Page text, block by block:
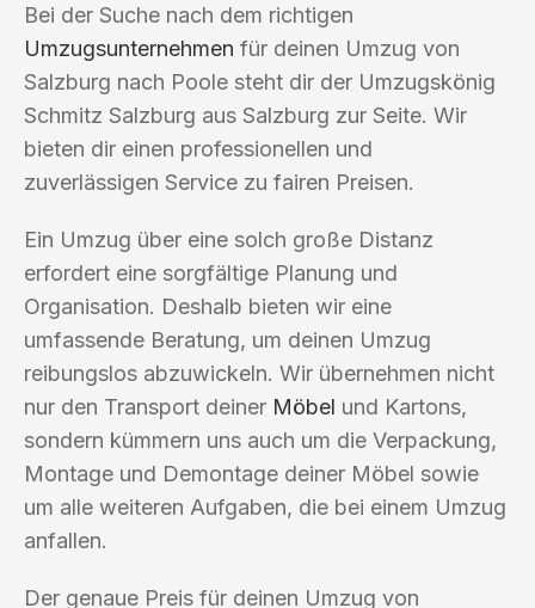
Bei der Suche nach dem richtigen
Umzugsunternehmen für deinen Umzug von
Salzburg nach Poole steht dir der Umzugskönig
Schmitz Salzburg aus Salzburg zur Seite. Wir
bieten dir einen professionellen und
zuverlässigen Service zu fairen Preisen.
Ein Umzug über eine solch große Distanz
erfordert eine sorgfältige Planung und
Organisation. Deshalb bieten wir eine
umfassende Beratung, um deinen Umzug
reibungslos abzuwickeln. Wir übernehmen nicht
nur den Transport deiner Möbel und Kartons,
sondern kümmern uns auch um die Verpackung,
Montage und Demontage deiner Möbel sowie
um alle weiteren Aufgaben, die bei einem Umzug
anfallen.
Der genaue Preis für deinen Umzug von